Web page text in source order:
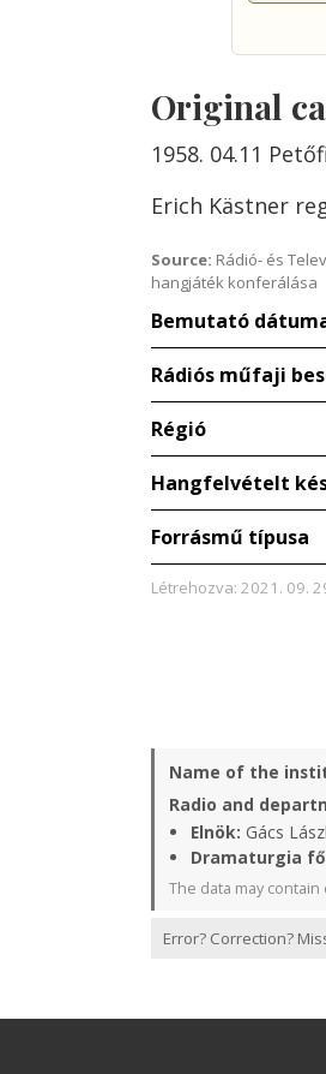
Original
1958. 04.11
Erich Kästner
Source: Rádió- és
hangjáték konferálása
Bemutató
Rádiós műfaji
Régió
Hangfelvételt
Forrásmű típusa
Létrehozva: 2021. 09.
Name of the
Radio and
Elnök: Gács
Dramaturgia
The data may
Error? Correction?